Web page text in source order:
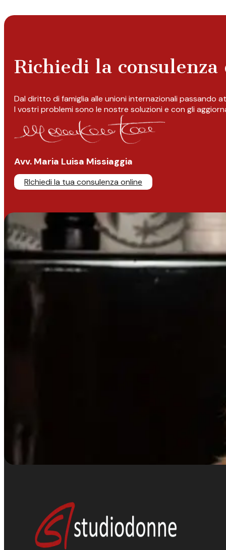
Richiedi la
Dal diritto di famiglia alle unioni internazionali passando
I vostri problemi sono le nostre soluzioni e con gli
Avv. Maria Luisa Missiaggia
RIchiedi la tua consulenza online